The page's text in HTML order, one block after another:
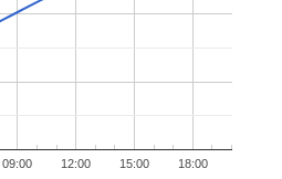
09:00 12:00 15:00 18:00